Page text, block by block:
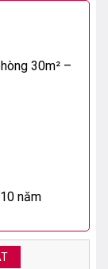
30m² –
năm